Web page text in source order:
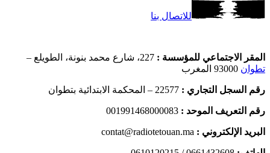
للاتصال بنا
المقر الاجتماعي للمؤسسة : 227، شارع محمد بنونة، الطويلع –
تطوان
رقم السجل التجاري : 22577 – المحكمة الابتدائية بتطوان
رقم التعريف الموحد : 001991468000083
البريد الإلكتروني : contat@radiotetouan.ma